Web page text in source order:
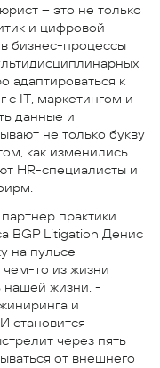
– это не только
и цифровой
в бизнес-процессы
адаптироваться к
с IT, маркетингом и
данные и
не только букву
как изменились
HR-специалисты и
практики
BGP Litigation Денис
на пульсе
чем-то из жизни
нашей жизни, -
и
становится
через пять
от внешнего